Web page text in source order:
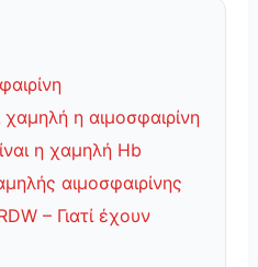
η αιμοσφαιρίνη
η χαμηλή Hb
αιμοσφαιρίνης
– Γιατί έχουν